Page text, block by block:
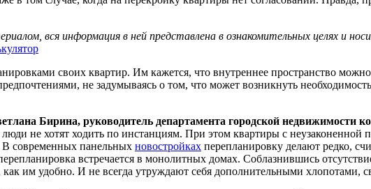
вся информация в ней представлена в ознакомительных целях и
своих квартир. Им кажется, что внутреннее пространство
не задумываясь о том, что может возникнуть
Бирина, руководитель департамента городской недвижимости
не хотят ходить по инстанциям. При этом квартиры с неузаконенной
современных панельных новостройках перепланировку делают редко,
встречается в монолитных домах. Соблазнившись
как им удобно. И не всегда утруждают себя дополнительными хлопотами,